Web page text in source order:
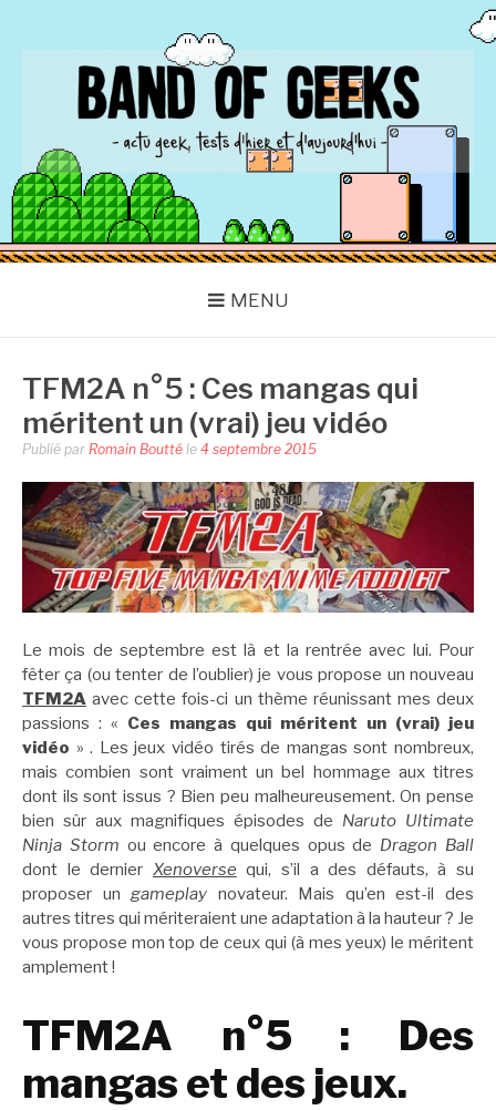
BAND OF GEEKS
Actu Geek d'hier et d'aujourd'hui
MENU
TFM2A n°5 : Ces mangas qui
méritent un (vrai) jeu vidéo
Publié par Romain Boutté le 4 septembre 2015
Le mois de septembre est là et la rentrée avec lui. Pour
fêter ça (ou tenter de l’oublier) je vous propose un nouveau
TFM2A avec cette fois-ci un thème réunissant mes deux
passions : « Ces mangas qui méritent un (vrai) jeu
vidéo » . Les jeux vidéo tirés de mangas sont nombreux,
mais combien sont vraiment un bel hommage aux titres
dont ils sont issus ? Bien peu malheureusement. On pense
bien sûr aux magnifiques épisodes de Naruto Ultimate
Ninja Storm ou encore à quelques opus de Dragon Ball
dont le dernier Xenoverse qui, s’il a des défauts, à su
proposer ungameplay novateur. Mais qu’en est-il des
autres titres qui mériteraient une adaptation à la hauteur ? Je
vous propose mon top de ceux qui (à mes yeux) le méritent
amplement !
TFM2A n°5 : Des
mangas et des jeux.